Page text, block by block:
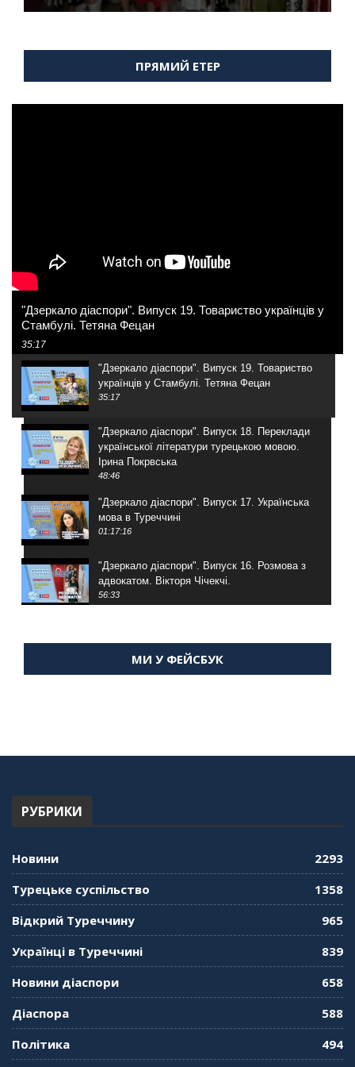
ПРЯМИЙ ЕТЕР
"Дзеркало діаспори". Випуск 19. Товариство українців у
Стамбулі. Тетяна Фецан
35:17
"Дзеркало діаспори". Випуск 19. Товариство
українців у Стамбулі. Тетяна Фецан
35:17
"Дзеркало діаспори". Випуск 18. Переклади
української літератури турецькою мовою.
Ірина Покрвська
48:46
"Дзеркало діаспори". Випуск 17. Українська
мова в Туреччині
01:17:16
"Дзеркало діаспори". Випуск 16. Розмова з
адвокатом. Вікторя Чічекчі.
56:33
Мухарський про життя в Туреччині
"Дзеркало діаспори". Випуск 13. МУШ в
"Дзеркало діаспори". Випуск 11. Олександр
"Дзеркало діаспори". Випуск 10. Тонкощі та
кримськотатарського прапора. Феріде Шахін
МИ У ФЕЙСБУК
РУБРИКИ
Новини
2293
Турецьке суспільство
1358
Відкрий Туреччину
965
Українці в Туреччині
839
Новини діаспори
658
Діаспора
588
Політика
494